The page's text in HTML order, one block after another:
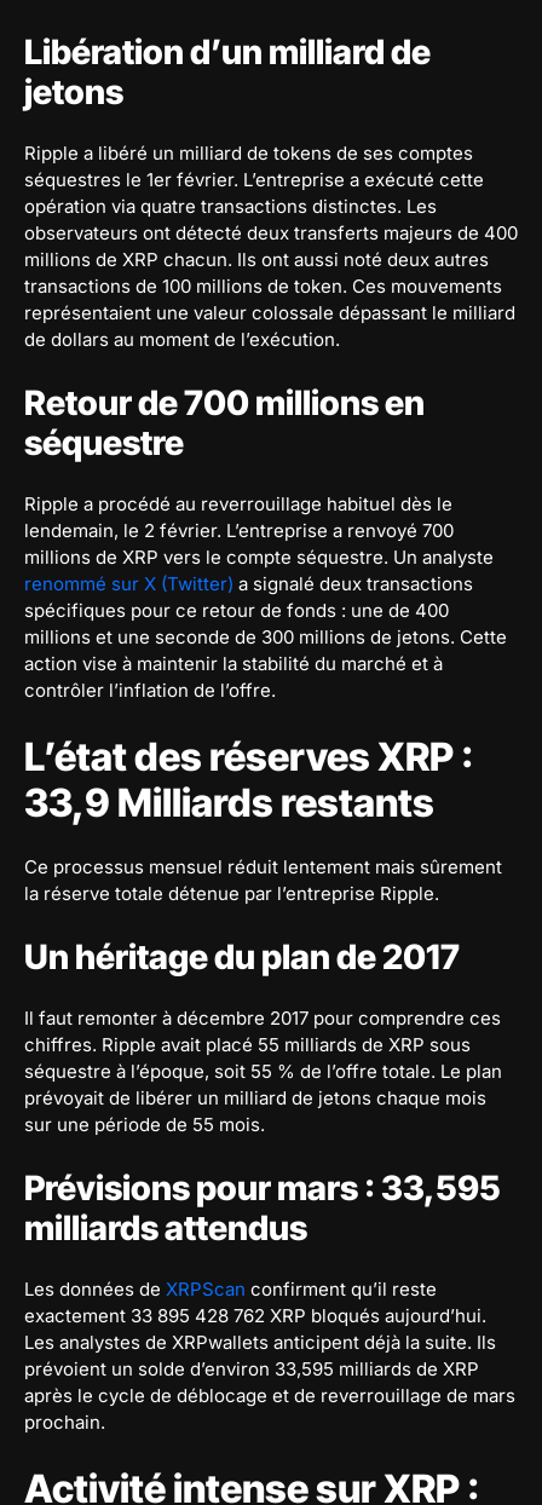
Libération d’un milliard de
jetons
Ripple a libéré un milliard de tokens de ses comptes
séquestres le 1er février. L’entreprise a exécuté cette
opération via quatre transactions distinctes. Les
observateurs ont détecté deux transferts majeurs de 400
millions de XRP chacun. Ils ont aussi noté deux autres
transactions de 100 millions de token. Ces mouvements
représentaient une valeur colossale dépassant le milliard
de dollars au moment de l’exécution.
Retour de 700 millions en
séquestre
Ripple a procédé au reverrouillage habituel dès le
lendemain, le 2 février. L’entreprise a renvoyé 700
millions de XRP vers le compte séquestre. Un analyste
renommé sur X (Twitter) a signalé deux transactions
spécifiques pour ce retour de fonds : une de 400
millions et une seconde de 300 millions de jetons. Cette
action vise à maintenir la stabilité du marché et à
contrôler l’inflation de l’offre.
L’état des réserves XRP :
33,9 Milliards restants
Ce processus mensuel réduit lentement mais sûrement
la réserve totale détenue par l’entreprise Ripple.
Un héritage du plan de 2017
Il faut remonter à décembre 2017 pour comprendre ces
chiffres. Ripple avait placé 55 milliards de XRP sous
séquestre à l’époque, soit 55 % de l’offre totale. Le plan
prévoyait de libérer un milliard de jetons chaque mois
sur une période de 55 mois.
Prévisions pour mars : 33,595
milliards attendus
Les données de XRPScan confirment qu’il reste
exactement 33 895 428 762 XRP bloqués aujourd’hui.
Les analystes de XRPwallets anticipent déjà la suite. Ils
prévoient un solde d’environ 33,595 milliards de XRP
après le cycle de déblocage et de reverrouillage de mars
prochain.
Activité intense sur XRP :